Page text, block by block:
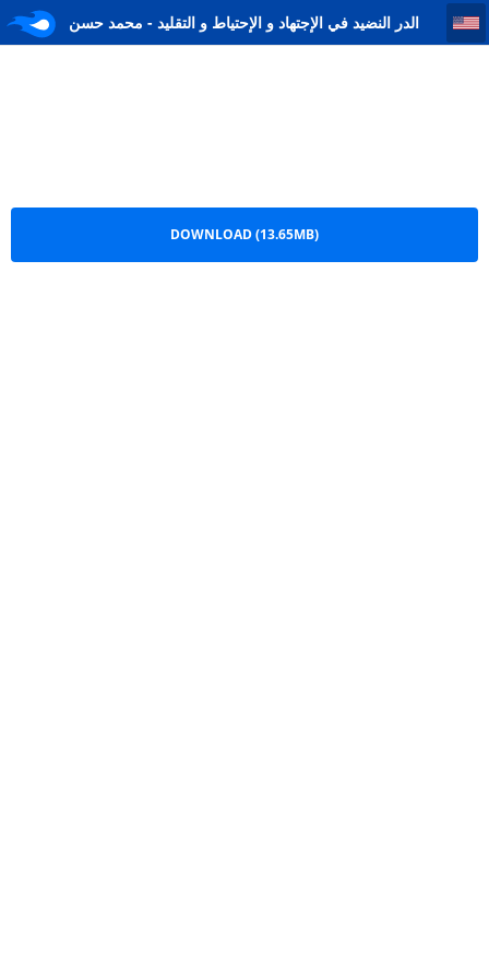
الدر النضید في الإجتهاد و الإحتیاط و التقلید - محمد حسن الدر النضید في الإجتهاد و الإحتیاط و التقلید - محمد حسن المرتضوي اللنكرودي 1
DOWNLOAD (13.65MB)